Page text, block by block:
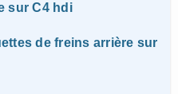
sur C4 hdi
de freins arrière sur